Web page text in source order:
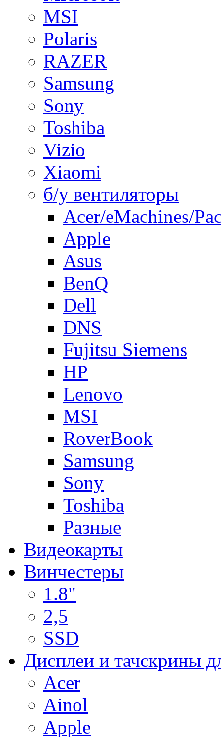
MSI
Polaris
RAZER
Samsung
Sony
Toshiba
Vizio
Xiaomi
б/у вентиляторы
Acer/eMachines/
Apple
Asus
BenQ
Dell
DNS
Fujitsu Siemens
HP
Lenovo
MSI
RoverBook
Samsung
Sony
Toshiba
Разные
Видеокарты
Винчестеры
1.8"
2,5
SSD
Дисплеи и тачскрины
Acer
Ainol
Apple